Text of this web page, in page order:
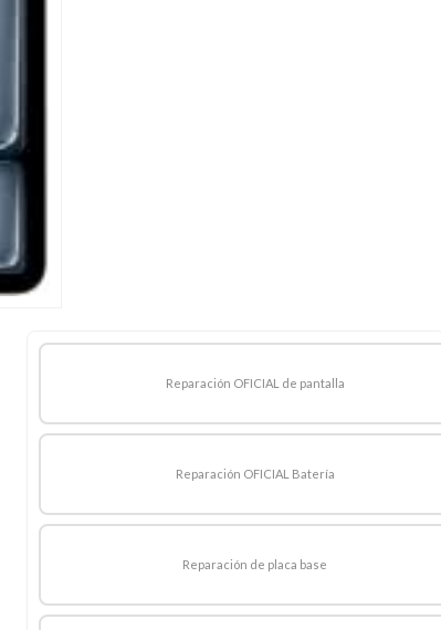
Reparación OFICIAL de pantalla
Reparación OFICIAL Batería
Reparación de placa base